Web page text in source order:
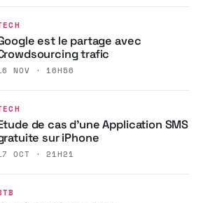
est le partage avec
trafic
NOV · 16H56
de cas d’une Application SMS
sur iPhone
OCT · 21H21